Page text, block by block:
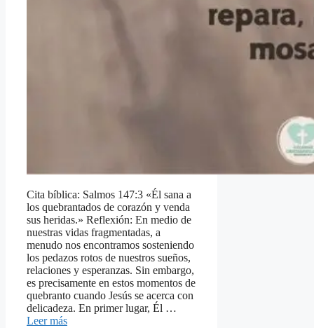
Cita bíblica: Salmos 147:3 «Él sana a
los quebrantados de corazón y venda
sus heridas.» Reflexión: En medio de
nuestras vidas fragmentadas, a
menudo nos encontramos sosteniendo
los pedazos rotos de nuestros sueños,
relaciones y esperanzas. Sin embargo,
es precisamente en estos momentos de
quebranto cuando Jesús se acerca con
delicadeza. En primer lugar, Él …
Leer más